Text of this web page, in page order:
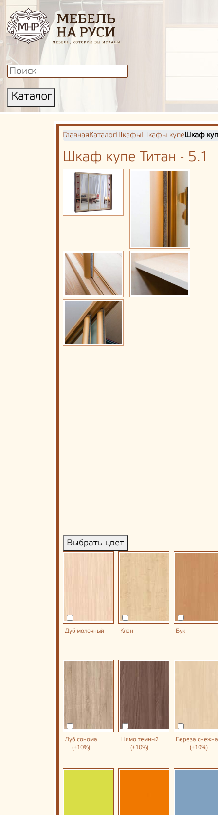
Каталог
ГлавнаяКаталогШкафыШкафы купеШкаф
Шкаф купе Титан - 5.1
Выбрать цвет
Дуб молочный Клен Бук
Дуб сонома
(+10%)
Шимо темный
(+10%)
Береза
(+10%)